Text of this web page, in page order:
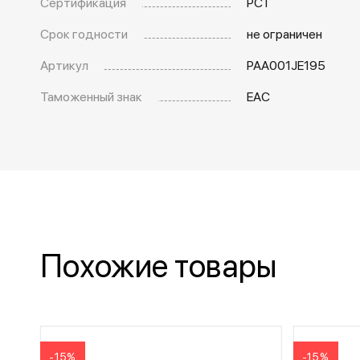
Срок годности
не ограничен
Артикул
PAA001JE195
Таможенный знак
EAC
Похожие товары
-15% -15%